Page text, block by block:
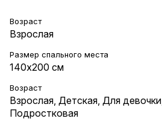
Возраст
Взрослая
Размер спального места
140х200 см
Возраст
Взрослая Детская Для девочки
Подростковая